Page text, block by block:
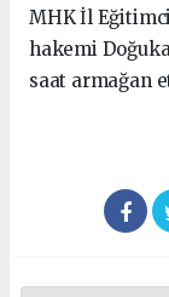
MHK İl
hakemi
saat armağan